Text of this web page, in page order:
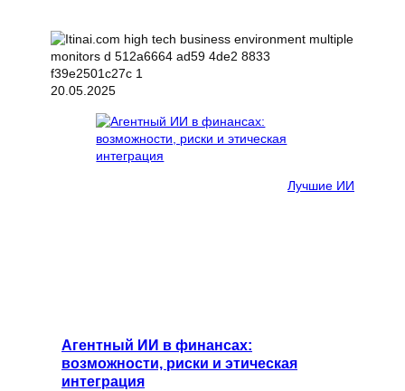
20.05.2025
Лучшие ИИ
Агентный ИИ в финансах:
возможности, риски и этическая
интеграция